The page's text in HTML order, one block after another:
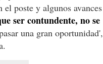
poste y algunos avances
ser contundente, no se
una gran oportunidad',